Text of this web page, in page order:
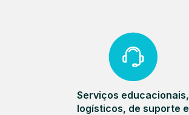
Serviços educacionais,
logísticos, de suporte e